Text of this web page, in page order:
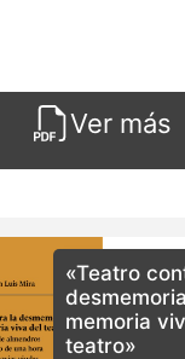
Ver más
«Teatro
memoria
teatro»